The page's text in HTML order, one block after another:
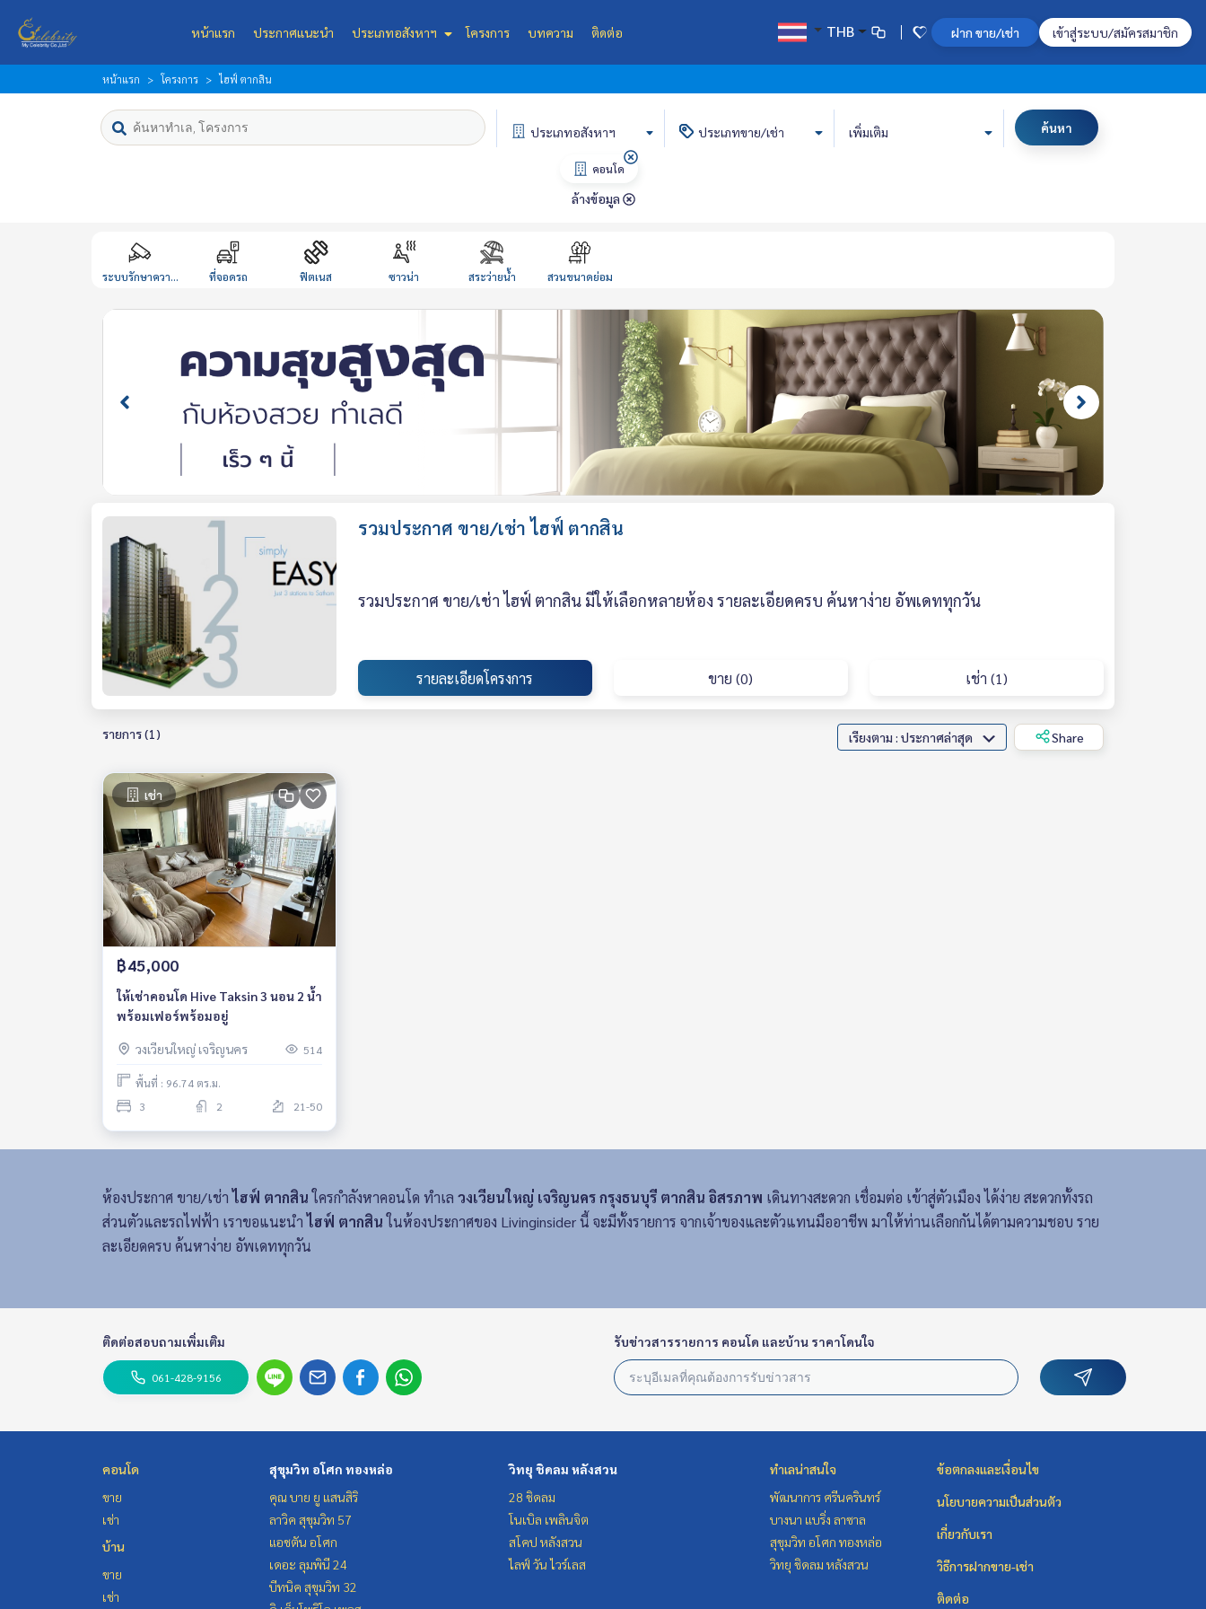
หน้าแรก ประกาศแนะนำ ประเภทอสังหาฯ โครงการ บทความ ติดต่อ THB ฝาก ขาย/เช่า เข้าสู่ระบบ/สมัครสมาชิก
หน้าแรก โครงการ ไฮฟ์ ตากสิน
ประเภทอสังหาฯ ประเภทขาย/เช่า เพิ่มเติม ค้นหา
คอนโด
ล้างข้อมูล
ระบบรักษาควา... ที่จอดรถ ฟิตเนส ซาวน่า สระว่ายน้ำ สวนขนาดย่อม
รวมประกาศ ขาย/เช่า ไฮฟ์ ตากสิน
รวมประกาศ ขาย/เช่า ไฮฟ์ ตากสิน มีให้เลือกหลายห้อง รายละเอียดครบ ค้นหาง่าย อัพเดททุกวัน
รายละเอียดโครงการ ขาย (0) เช่า (1)
รายการ (1) เรียงตาม : ประกาศล่าสุด Share
เช่า
฿45,000
ให้เช่าคอนโด Hive Taksin 3 นอน 2 น้ำ
พร้อมเฟอร์พร้อมอยู่
วงเวียนใหญ่ เจริญนคร 514
พื้นที่ : 96.74 ตร.ม.
3
2 21-50
ห้องประกาศ ขาย/เช่าไฮฟ์ ตากสินใครกำลังหาคอนโด ทำเล วงเวียนใหญ่ เจริญนคร กรุงธนบุรี ตากสิน อิสรภาพ เดินทางสะดวก เชื่อมต่อ เข้าสู่ตัวเมือง ได้ง่าย สะดวกทั้งรถ
ส่วนตัวและรถไฟฟ้า เราขอแนะนำไฮฟ์ ตากสินในห้องประกาศของ Livinginsider นี้ จะมีทั้งรายการ จากเจ้าของและตัวแทนมืออาชีพ มาให้ท่านเลือกกันได้ตามความชอบ ราย
ละเอียดครบ ค้นหาง่าย อัพเดททุกวัน
ติดต่อสอบถามเพิ่มเติม
061-428-9156
รับข่าวสารรายการ คอนโด และบ้าน ราคาโดนใจ
คอนโด
ขาย
เช่า
บ้าน
ขาย
เช่า
สุขุมวิท อโศก ทองหล่อ
คุณ บาย ยู แสนสิริ
ลาวิค สุขุมวิท 57
แอชตัน อโศก
เดอะ ลุมพินี 24
บีทนิค สุขุมวิท 32
วิทยุ ชิดลม หลังสวน
28 ชิดลม
โนเบิล เพลินจิต
สโคป หลังสวน
ไลฟ์ วัน ไวร์เลส
ทำเลน่าสนใจ
พัฒนาการ ศรีนครินทร์
บางนา แบริ่ง ลาซาล
สุขุมวิท อโศก ทองหล่อ
วิทยุ ชิดลม หลังสวน
ข้อตกลงและเงื่อนไข
นโยบายความเป็นส่วนตัว
เกี่ยวกับเรา
วิธีการฝากขาย-เช่า
ติดต่อ